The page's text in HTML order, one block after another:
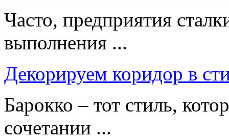
Часто, предприятия
выполнения ...
Декорируем коридор в
Барокко – тот стиль,
сочетании ...